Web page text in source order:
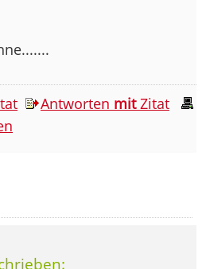
Antworten mitZitat